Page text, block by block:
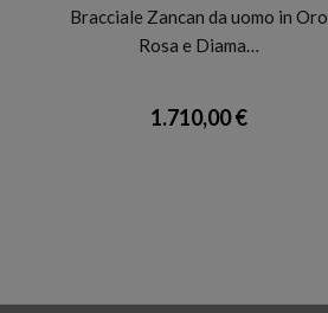
Bracciale Zancan da uomo in Oro
Rosa e Diama…
1.710,00 €